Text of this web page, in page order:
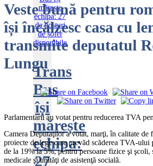
Trans
Bus
își
mărește
echipa:
27
Veste bună pentru
își încălzesc casa cu
transmite deputatul
Lungu
Parlamentarii au votat pentru reducerea TVA
Camera Deputaţilor a votat, marţi, în calitate de
proiecte de lege care prevăd scăderea TVA-ului
de la 19% la 5%, pentru persoane fizice şi şcoli,
medicale şi unităţi de asistenţă socială.